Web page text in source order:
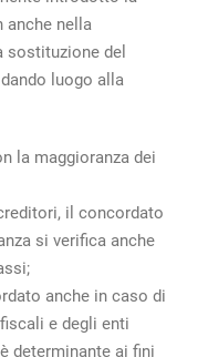
anche nella
sostituzione del
luogo alla
la maggioranza dei
il concordato
si verifica anche
anche in caso di
e degli enti
determinante ai fini